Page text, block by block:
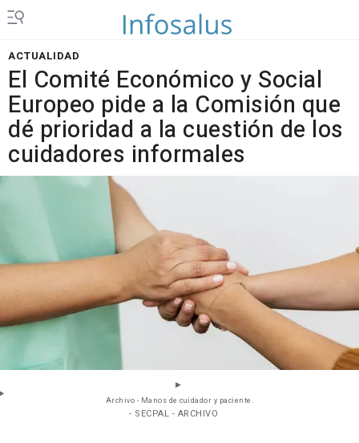
ACTUALIDAD
El Comité Económico y Social
Europeo pide a la Comisión que
dé prioridad a la cuestión de los
cuidadores informales
Archivo - Manos de cuidador y paciente.
- SECPAL - ARCHIVO